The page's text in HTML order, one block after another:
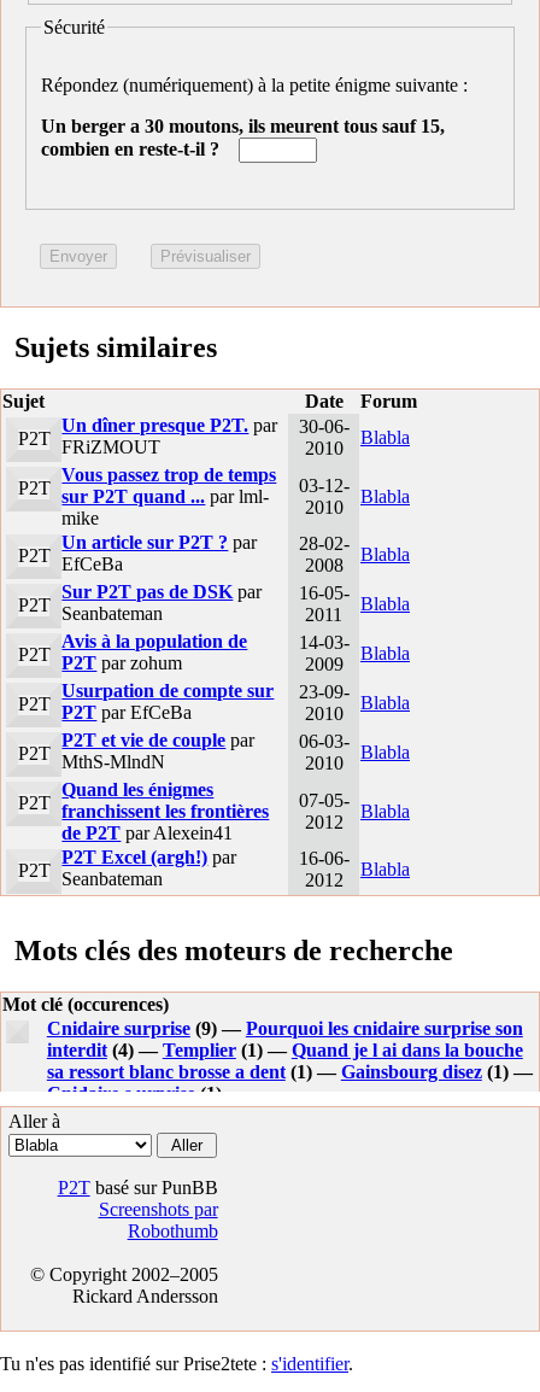
Sécurité
Répondez (numériquement) à la petite énigme suivante :
Un berger a 30 moutons, ils meurent tous sauf 15,
combien en reste-t-il ?
Sujets similaires
Sujet Date
Forum
P2T
Un dîner presque P2T. par
FRiZMOUT
30-06-
2010
Blabla
P2T
Vous passez trop de temps
sur P2T quand ... par lml-
mike
03-12-
2010
Blabla
P2T
Un article sur P2T ? par
EfCeBa
28-02-
2008
Blabla
P2T
Sur P2T pas de DSK par
Seanbateman
16-05-
2011
Blabla
P2T
Avis à la population de
P2T par zohum
14-03-
2009
Blabla
P2T
Usurpation de compte sur
P2T par EfCeBa
23-09-
2010
Blabla
P2T
P2T et vie de couple par
MthS-MlndN
06-03-
2010
Blabla
P2T
Quand les énigmes
franchissent les frontières
de P2T par Alexein41
07-05-
2012
Blabla
P2T
P2T Excel (argh!) par
Seanbateman
16-06-
2012
Blabla
Mots clés des moteurs de recherche
Mot clé (occurences)
Cnidaire surprise(9) —Pourquoi les cnidaire surprise son
interdit(4) —Templier(1) —Quand je l ai dans la bouche
sa ressort blanc brosse a dent(1) —Gainsbourg disez(1) —
Cnidaire s urprise (1) —
Aller à
P2Tbasé sur PunBB
Screenshots par
Robothumb
© Copyright 2002–2005
Rickard Andersson
Tu n'es pas identifié sur Prise2tete : s'identifier.